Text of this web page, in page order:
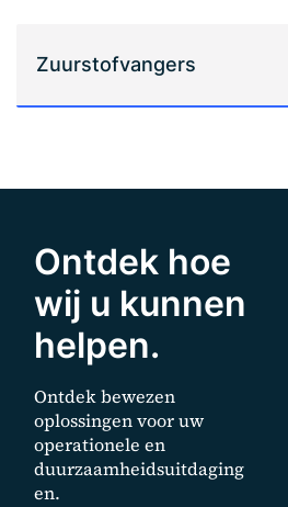
Zuurstofvangers
Ontdek hoe
wij u kunnen
helpen.
Ontdek bewezen
oplossingen voor uw
operationele en
duurzaamheidsuitdaging
en.